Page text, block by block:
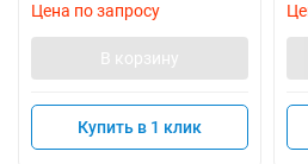
Цена по запросу
В корзину
Купить в 1 клик